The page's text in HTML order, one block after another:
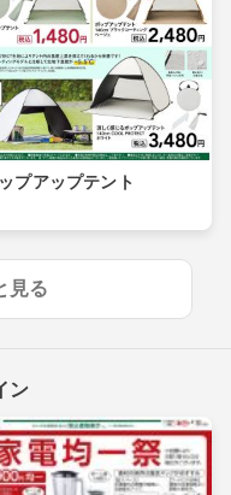
プアップテント
見る
ン